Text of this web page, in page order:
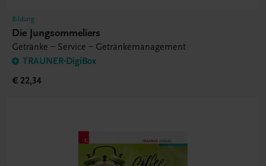
Bildung
Die Jungsommeliers
Getränke – Service – Getränkemanagement
TRAUNER-DigiBox
€ 22,34